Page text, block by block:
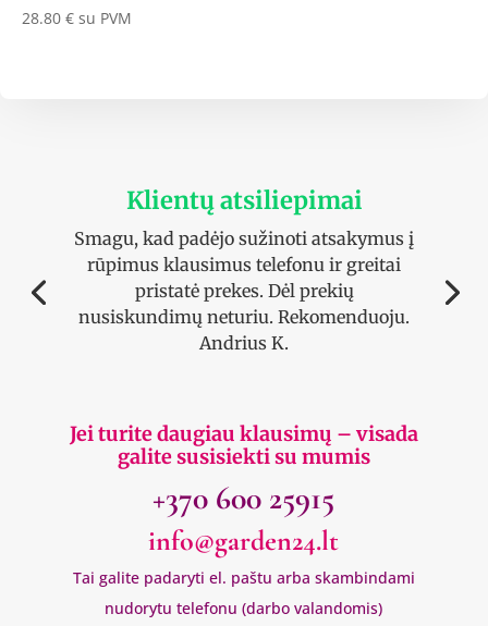
28.80 € su PVM
Klientų atsiliepimai
Smagu, kad padėjo sužinoti atsakymus į
rūpimus klausimus telefonu ir greitai
pristatė prekes. Dėl prekių
nusiskundimų neturiu. Rekomenduoju.
Andrius K.
Jei turite daugiau klausimų – visada
galite susisiekti su mumis
+370 600 25915
info@garden24.lt
Tai galite padaryti el. paštu arba skambindami
nudorytu telefonu (darbo valandomis)